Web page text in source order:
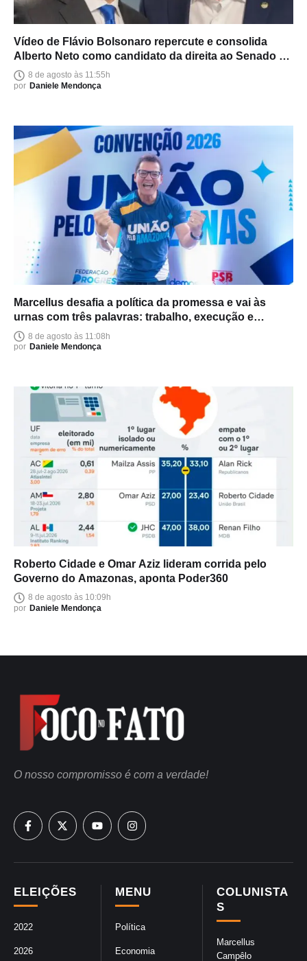
Vídeo de Flávio Bolsonaro repercute e consolida
Alberto Neto como candidato da direita ao Senado no
Amazonas
8 de agosto às 11:55h
por Daniele Mendonça
Marcellus desafia a política da promessa e vai às
urnas com três palavras: trabalho, execução e
entrega
8 de agosto às 11:08h
por Daniele Mendonça
Roberto Cidade e Omar Aziz lideram corrida pelo
Governo do Amazonas, aponta Poder360
8 de agosto às 10:09h
por Daniele Mendonça
COLUNISTA
S
Marcellus
Campêlo
MENU
Política
Economia
ELEIÇÕES
2022
2026
O nosso compromisso é com a verdade!